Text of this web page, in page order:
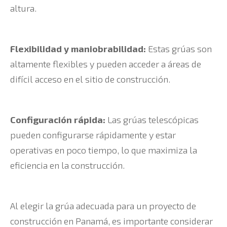
altura.
Flexibilidad y maniobrabilidad: Estas grúas son
altamente flexibles y pueden acceder a áreas de
difícil acceso en el sitio de construcción.
Configuración rápida: Las grúas telescópicas
pueden configurarse rápidamente y estar
operativas en poco tiempo, lo que maximiza la
eficiencia en la construcción.
Al elegir la grúa adecuada para un proyecto de
construcción en Panamá, es importante considerar